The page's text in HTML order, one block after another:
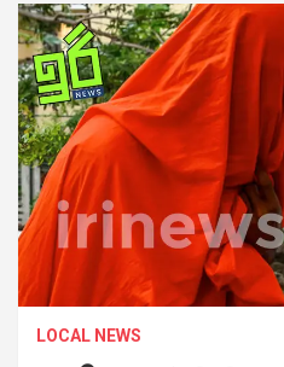
LOCAL NEWS